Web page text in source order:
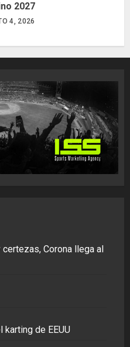
2027
4, 2026
certezas, Corona llega al
karting de EEUU